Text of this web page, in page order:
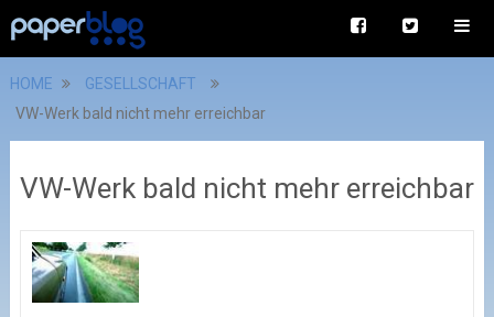
HOME
GESELLSCHAFT
VW-Werk bald nicht mehr erreichbar
VW-Werk bald nicht mehr erreichbar